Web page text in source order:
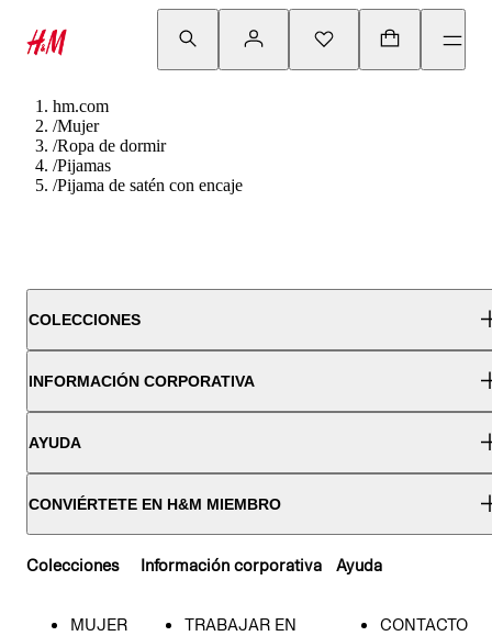
hm.com
/Mujer
/Ropa de dormir
/Pijamas
/Pijama de satén con encaje
COLECCIONES
INFORMACIÓN CORPORATIVA
AYUDA
CONVIÉRTETE EN H&M MIEMBRO
Colecciones
MUJER
Información corporativa
TRABAJAR EN
Ayuda
CONTACTO